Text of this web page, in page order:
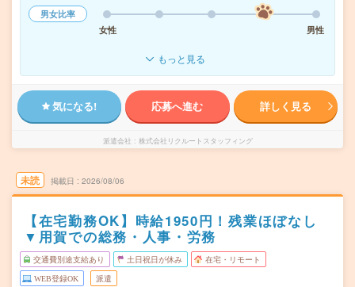
男女比率
女性
男性
もっと見る
気になる! 応募へ進む 詳しく見る
派遣会社 株式会社リクルートスタッフィング
未読 掲載日 2026/08/06
【在宅勤務OK】時給1950円！残業ほぼなし
▼用賀での総務・人事・労務
交通費別途支給あり 土日祝日が休み 在宅・リモート
WEB登録OK 派遣